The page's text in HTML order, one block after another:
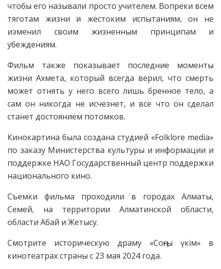
чтобы его называли просто учителем. Вопреки всем
тяготам жизни и жестоким испытаниям, он не
изменил своим жизненным принципам и
убеждениям.
Фильм также показывает последние моменты
жизни Ахмета, который всегда верил, что смерть
может отнять у него всего лишь бренное тело, а
сам он никогда не исчезнет, и все что он сделал
станет достоянием потомков.
Кинокартина была создана студией «Folklore media»
по заказу Министерства культуры и информации и
поддержке НАО Государственный центр поддержки
национального кино.
Съемки фильма проходили в городах Алматы,
Семей, на территории Алматинской области,
области Абай и Жетысу.
Смотрите историческую драму «Соңғы үкім» в
кинотеатрах страны с 23 мая 2024 года.